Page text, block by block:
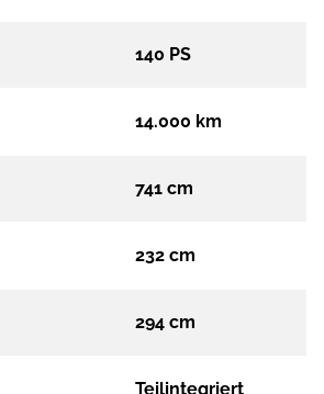
140 PS
14.000 km
741 cm
232 cm
294 cm
Teilintegriert